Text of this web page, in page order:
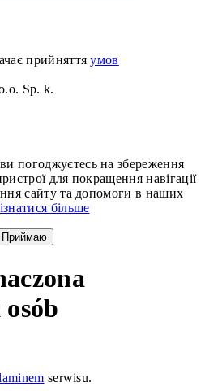
прийняттяумов
Sp. k.
погоджуєтесь на збереження
для покращення навігації
сайту та допомоги в наших
більше
Приймаю
serwisu.